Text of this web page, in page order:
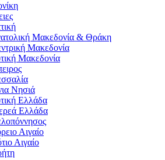
Μακεδονία & Θράκη
Μακεδονία
Μακεδονία
Νησιά
Ελλάδα
Ελλάδα
Αιγαίο
Αιγαίο